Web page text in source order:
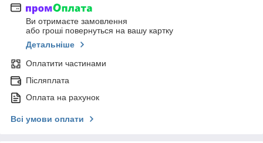
Ви отримаєте замовлення
або гроші повернуться на вашу картку
Детальніше
Оплатити частинами
Післяплата
Оплата на рахунок
Всі умови оплати